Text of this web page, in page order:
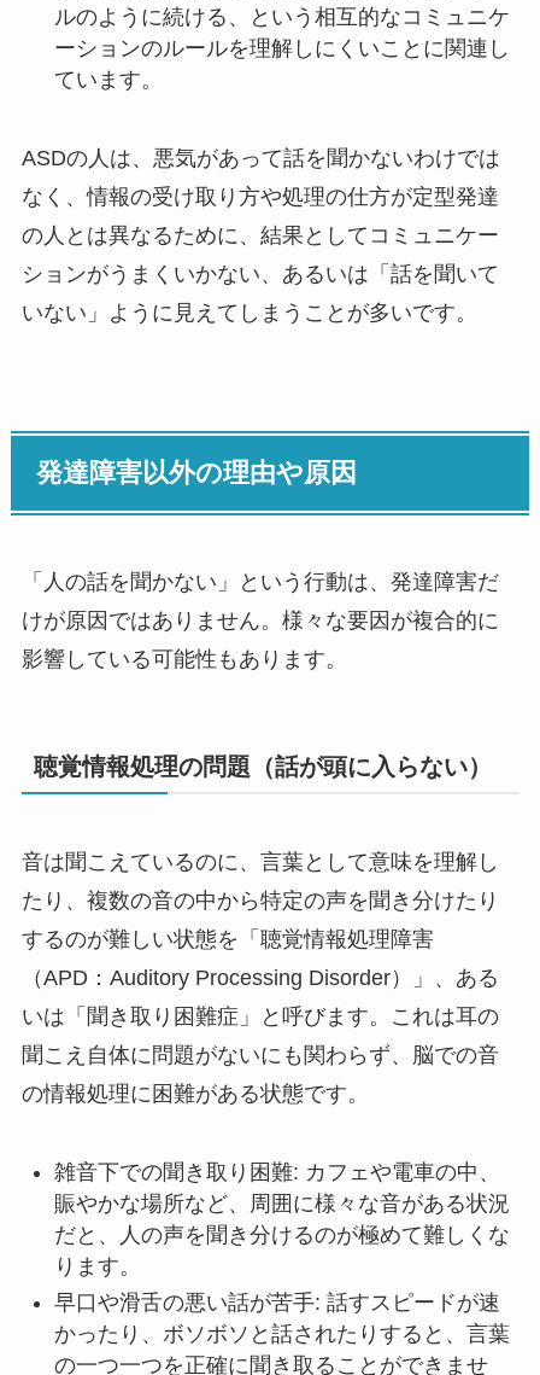
ルのように続ける、という相互的なコミュニケ
ーションのルールを理解しにくいことに関連し
ています。
ASDの人は、悪気があって話を聞かないわけでは
なく、情報の受け取り方や処理の仕方が定型発達
の人とは異なるために、結果としてコミュニケー
ションがうまくいかない、あるいは「話を聞いて
いない」ように見えてしまうことが多いです。
発達障害以外の理由や原因
「人の話を聞かない」という行動は、発達障害だ
けが原因ではありません。様々な要因が複合的に
影響している可能性もあります。
聴覚情報処理の問題（話が頭に入らない）
音は聞こえているのに、言葉として意味を理解し
たり、複数の音の中から特定の声を聞き分けたり
するのが難しい状態を「聴覚情報処理障害
（APD：Auditory Processing Disorder）」、ある
いは「聞き取り困難症」と呼びます。これは耳の
聞こえ自体に問題がないにも関わらず、脳での音
の情報処理に困難がある状態です。
雑音下での聞き取り困難: カフェや電車の中、
賑やかな場所など、周囲に様々な音がある状況
だと、人の声を聞き分けるのが極めて難しくな
ります。
早口や滑舌の悪い話が苦手: 話すスピードが速
かったり、ボソボソと話されたりすると、言葉
の一つ一つを正確に聞き取ることができませ